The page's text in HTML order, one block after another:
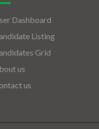
Dashboard
Listing
Grid
us
us